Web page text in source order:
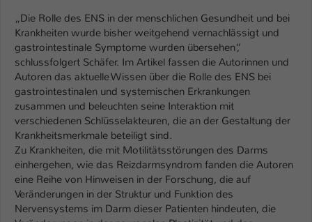
„Die Rolle des ENS in der menschlichen Gesundheit und bei
Krankheiten wurde bisher weitgehend vernachlässigt und
gastrointestinale Symptome wurden übersehen“,
schlussfolgert Schäfer. Im Artikel fassen die Autorinnen und
Autoren das aktuelle Wissen über die Rolle des ENS bei
gastrointestinalen und systemischen Erkrankungen
zusammen und beleuchten seine Interaktion mit
verschiedenen Schlüsselakteuren, die an der Gestaltung der
Krankheitsmerkmale beteiligt sind.
Zu Krankheiten, die mit Motilitätsstörungen des Darms
einhergehen, wie das Reizdarmsyndrom fanden die Autoren
eine Reihe von Hinweisen in der Forschung, die auf
Veränderungen in der Struktur und Funktion des
Nervensystems im Darm dieser Patienten hindeuten, die